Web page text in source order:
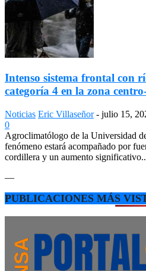
Intenso sistema frontal con
categoría 4 en la zona
Noticias Eric Villaseñor - julio 15,
0
Agroclimatólogo de la Universidad
fenómeno estará acompañado por
cordillera y un aumento
—
PUBLICACIONES MÁS